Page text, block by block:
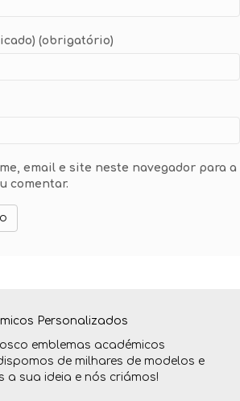
(obrigatório)
email e site neste navegador para a
comentar.
Personalizados
emblemas académicos
de milhares de modelos e
a sua ideia e nós criámos!